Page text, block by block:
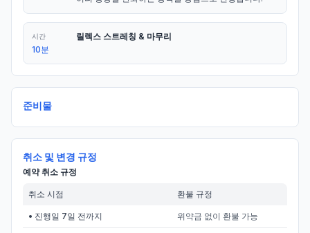
시간
10분
릴렉스 스트레칭 & 마무리
준비물
취소 및 변경 규정
예약 취소 규정
취소 시점 환불 규정
• 진행일 7일 전까지 위약금 없이 환불 가능